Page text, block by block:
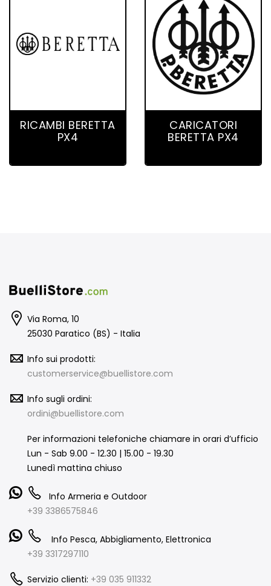
RICAMBI BERETTA
PX4
CARICATORI
BERETTA PX4
Via Roma, 10
25030 Paratico (BS) - Italia
Info sui prodotti:
customerservice@buellistore.com
Info sugli ordini:
ordini@buellistore.com
Per informazioni telefoniche chiamare in orari d’ufficio
Lun - Sab 9.00 - 12.30 | 15.00 - 19.30
Lunedì mattina chiuso
Info Armeria e Outdoor
+39 3386575846
Info Pesca, Abbigliamento, Elettronica
+39 3317297110
Servizio clienti: +39 035 911332